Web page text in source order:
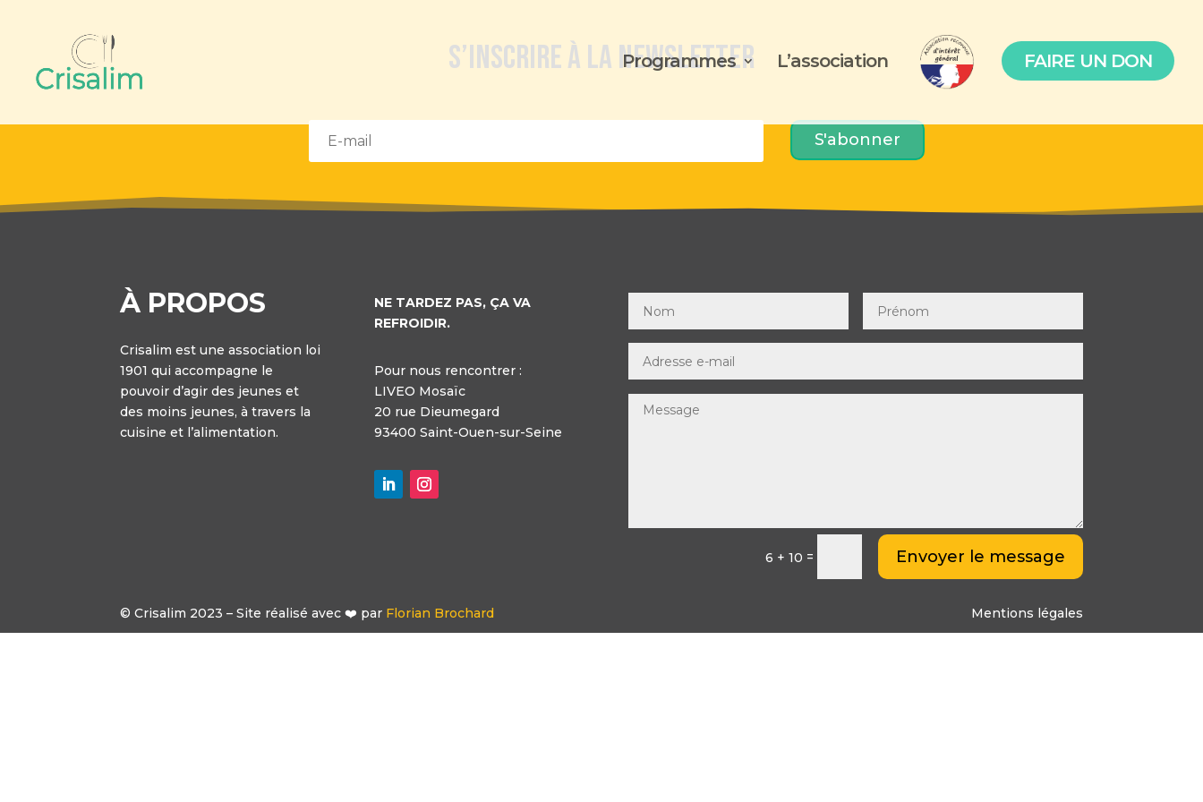
Programmes L’association FAIRE UN DON
S’inscrire à la newsletter
S'abonner
À PROPOS
Crisalim est une association loi
1901 qui accompagne le
pouvoir d’agir des jeunes et
des moins jeunes, à travers la
cuisine et l’alimentation.
NE TARDEZ PAS, ÇA VA
REFROIDIR.
Pour nous rencontrer :
LIVEO Mosaïc
20 rue Dieumegard
93400 Saint-Ouen-sur-Seine
6 + 10 = Envoyer le message
© Crisalim 2023 – Site réalisé avec ❤️ par Florian Brochard Mentions légales